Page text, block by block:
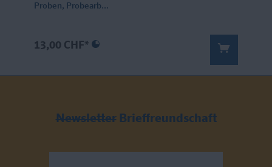
Proben, Probearb...
13,00 CHF*
Newsletter Brieffreundschaft